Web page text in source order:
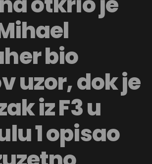
bio
uzor, dok je
iz F3 u
1 opisao